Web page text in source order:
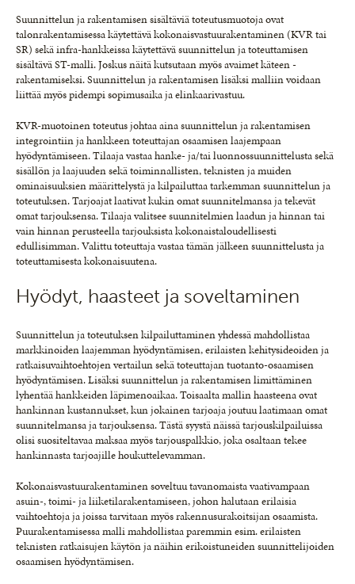
Suunnittelun ja rakentamisen sisältäviä toteutusmuotoja ovat
talonrakentamisessa käytettävä kokonaisvastuurakentaminen (KVR tai
SR) sekä infra-hankkeissa käytettävä suunnittelun ja toteuttamisen
sisältävä ST-malli. Joskus näitä kutsutaan myös avaimet käteen -
rakentamiseksi. Suunnittelun ja rakentamisen lisäksi malliin voidaan
liittää myös pidempi sopimusaika ja elinkaarivastuu.
KVR-muotoinen toteutus johtaa aina suunnittelun ja rakentamisen
integrointiin ja hankkeen toteuttajan osaamisen laajempaan
hyödyntämiseen. Tilaaja vastaa hanke- ja/tai luonnossuunnittelusta sekä
sisällön ja laajuuden sekä toiminnallisten, teknisten ja muiden
ominaisuuksien määrittelystä ja kilpailuttaa tarkemman suunnittelun ja
toteutuksen. Tarjoajat laativat kukin omat suunnitelmansa ja tekevät
omat tarjouksensa. Tilaaja valitsee suunnitelmien laadun ja hinnan tai
vain hinnan perusteella tarjouksista kokonaistaloudellisesti
edullisimman. Valittu toteuttaja vastaa tämän jälkeen suunnittelusta ja
toteuttamisesta kokonaisuutena.
Hyödyt, haasteet ja soveltaminen
Suunnittelun ja toteutuksen kilpailuttaminen yhdessä mahdollistaa
markkinoiden laajemman hyödyntämisen, erilaisten kehitysideoiden ja
ratkaisuvaihtoehtojen vertailun sekä toteuttajan tuotanto-osaamisen
hyödyntämisen. Lisäksi suunnittelun ja rakentamisen limittäminen
lyhentää hankkeiden läpimenoaikaa. Toisaalta mallin haasteena ovat
hankinnan kustannukset, kun jokainen tarjoaja joutuu laatimaan omat
suunnitelmansa ja tarjouksensa. Tästä syystä näissä tarjouskilpailuissa
olisi suositeltavaa maksaa myös tarjouspalkkio, joka osaltaan tekee
hankinnasta tarjoajille houkuttelevamman.
Kokonaisvastuurakentaminen soveltuu tavanomaista vaativampaan
asuin-, toimi- ja liiketilarakentamiseen, johon halutaan erilaisia
vaihtoehtoja ja joissa tarvitaan myös rakennusurakoitsijan osaamista.
Puurakentamisessa malli mahdollistaa paremmin esim. erilaisten
teknisten ratkaisujen käytön ja näihin erikoistuneiden suunnittelijoiden
osaamisen hyödyntämisen.